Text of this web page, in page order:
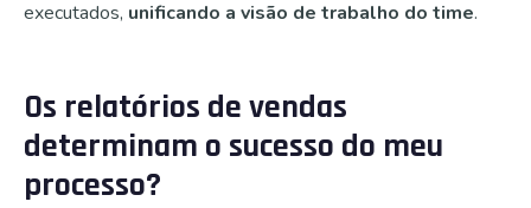
executados, unificando a visão de trabalho do time.
Os relatórios de vendas
determinam o sucesso do meu
processo?